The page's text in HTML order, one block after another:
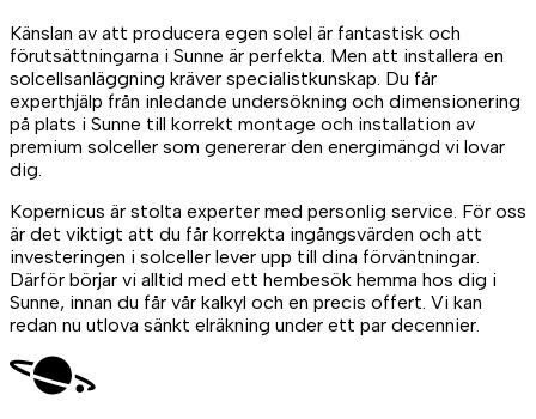
Känslan av att producera egen solel är fantastisk och
förutsättningarna i Sunne är perfekta. Men att installera en
solcellsanläggning kräver specialistkunskap. Du får
experthjälp från inledande undersökning och dimensionering
på plats i Sunne till korrekt montage och installation av
premium solceller som genererar den energimängd vi lovar
dig.
Kopernicus är stolta experter med personlig service. För oss
är det viktigt att du får korrekta ingångsvärden och att
investeringen i solceller lever upp till dina förväntningar.
Därför börjar vi alltid med ett hembesök hemma hos dig i
Sunne, innan du får vår kalkyl och en precis offert. Vi kan
redan nu utlova sänkt elräkning under ett par decennier.